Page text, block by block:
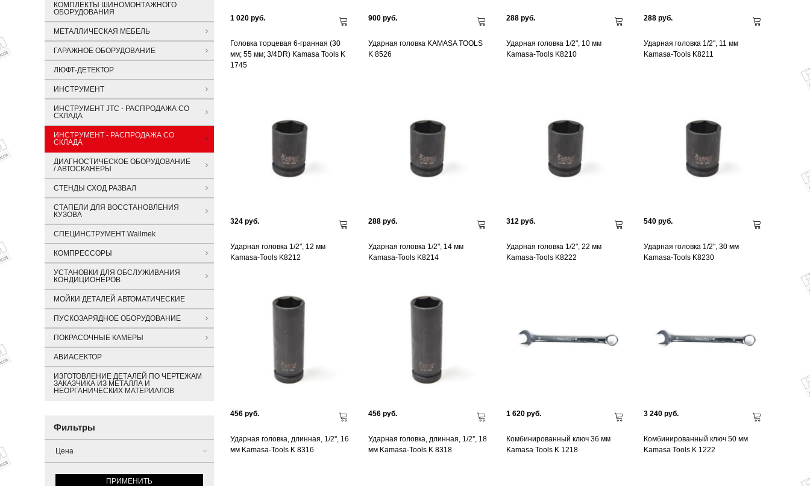
1 020 руб.
Головка торцевая 6-гранная (30
мм; 55 мм; 3/4DR) Kamasa Tools K
1745
900 руб.
Ударная головка KAMASA TOOLS
K 8526
288 руб.
Ударная головка 1/2", 10 мм
Kamasa-Tools K8210
288 руб.
Ударная головка 1/2", 11 мм
Kamasa-Tools K8211
324 руб.
Ударная головка 1/2", 12 мм
Kamasa-Tools K8212
288 руб.
Ударная головка 1/2", 14 мм
Kamasa-Tools K8214
312 руб.
Ударная головка 1/2", 22 мм
Kamasa-Tools K8222
540 руб.
Ударная головка 1/2", 30 мм
Kamasa-Tools K8230
456 руб.
Ударная головка, длинная, 1/2'', 16
мм Kamasa-Tools K 8316
456 руб.
Ударная головка, длинная, 1/2'', 18
мм Kamasa-Tools K 8318
1 620 руб.
Комбинированный ключ 36 мм
Kamasa Tools K 1218
3 240 руб.
Комбинированный ключ 50 мм
Kamasa Tools K 1222
КОМПЛЕКТЫ ШИНОМОНТАЖНОГО
ОБОРУДОВАНИЯ
МЕТАЛЛИЧЕСКАЯ МЕБЕЛЬ
ГАРАЖНОЕ ОБОРУДОВАНИЕ
ЛЮФТ-ДЕТЕКТОР
ИНСТРУМЕНТ
ИНСТРУМЕНТ JTC - РАСПРОДАЖА СО
СКЛАДА
ИНСТРУМЕНТ - РАСПРОДАЖА СО
СКЛАДА
ДИАГНОСТИЧЕСКОЕ ОБОРУДОВАНИЕ
/ АВТОСКАНЕРЫ
СТЕНДЫ СХОД РАЗВАЛ
СТАПЕЛИ ДЛЯ ВОССТАНОВЛЕНИЯ
КУЗОВА
СПЕЦИНСТРУМЕНТ Wallmek
КОМПРЕССОРЫ
УСТАНОВКИ ДЛЯ ОБСЛУЖИВАНИЯ
КОНДИЦИОНЕРОВ
МОЙКИ ДЕТАЛЕЙ АВТОМАТИЧЕСКИЕ
ПУСКОЗАРЯДНОЕ ОБОРУДОВАНИЕ
ПОКРАСОЧНЫЕ КАМЕРЫ
АВИАСЕКТОР
ИЗГОТОВЛЕНИЕ ДЕТАЛЕЙ ПО ЧЕРТЕЖАМ
ЗАКАЗЧИКА ИЗ МЕТАЛЛА И
НЕОРГАНИЧЕСКИХ МАТЕРИАЛОВ
Фильтры
Цена
ПРИМЕНИТЬ